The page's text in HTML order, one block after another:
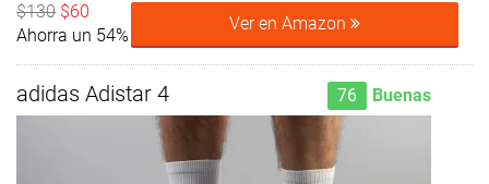
$130 $60
Ahorra un 54%
Ver en Amazon
adidas Adistar 4 76 Buenas